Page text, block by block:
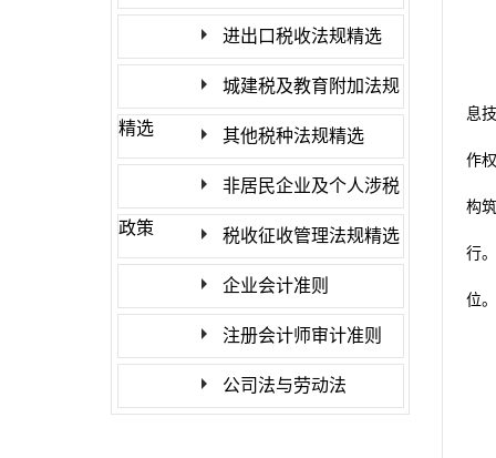
进出口税收法规精选
城建税及教育附加法规
精选 其他税种法规精选
非居民企业及个人涉税
政策 税收征收管理法规精选
企业会计准则
注册会计师审计准则
公司法与劳动法
息
作
构
行。
位。